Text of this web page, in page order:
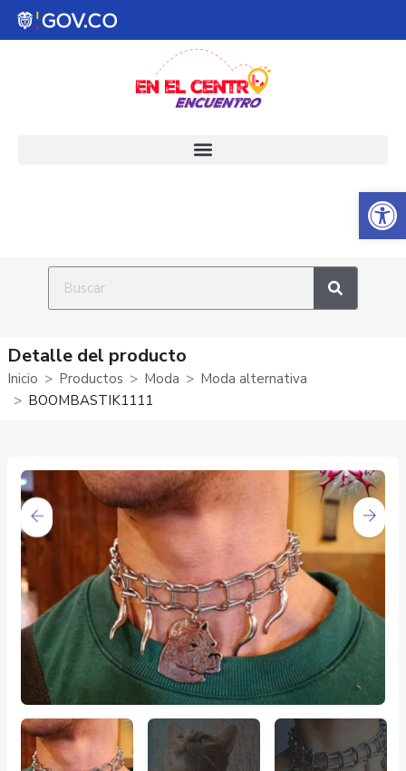
Abrir
Detalle del producto
Inicio Productos Moda
Moda alternativa
BOOMBASTIK1111